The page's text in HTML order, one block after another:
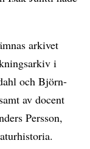
arkivet
i
och Björn-
av docent
Persson,